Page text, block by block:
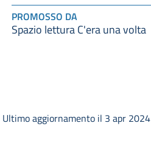
PROMOSSO DA
Spazio lettura C'era una volta
aggiornamento il 3 apr 2024